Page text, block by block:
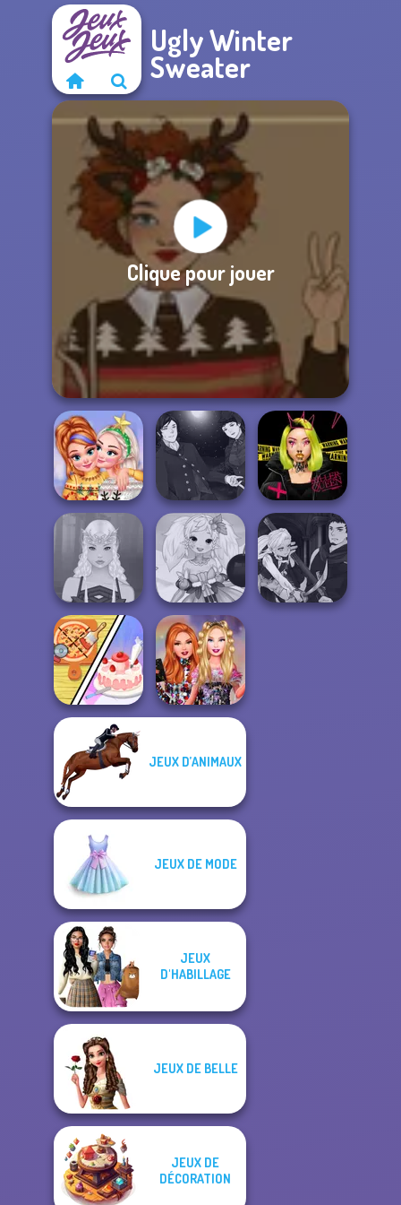
Ugly Winter
Sweater
Clique pour jouer
New Christmas
Sweater Design
Manga Creator
Vampire Hunter
P...
Urban Glam
Warriors
Elven Makeover
Anime Fairy
Creator
Dolly's
Restaurant
Organising
Bestie Birthday
JEUX D’ANIMAUX
JEUX DE MODE
JEUX
D'HABILLAGE
JEUX DE BELLE
JEUX DE
DÉCORATION